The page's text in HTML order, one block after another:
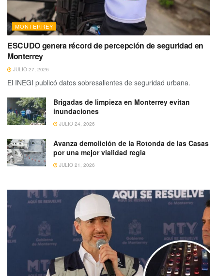
MONTERREY
ESCUDO genera récord de percepción de seguridad en
Monterrey
JULIO 27, 2026
El INEGI publicó datos sobresalientes de seguridad urbana.
Brigadas de limpieza en Monterrey evitan
inundaciones
JULIO 24, 2026
Avanza demolición de la Rotonda de las Casas
por una mejor vialidad regia
JULIO 21, 2026